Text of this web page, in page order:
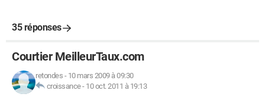
35 réponses
Courtier MeilleurTaux.com
retondes - 10 mars 2009 à 09:30
croissance- 10 oct. 2011 à 19:13